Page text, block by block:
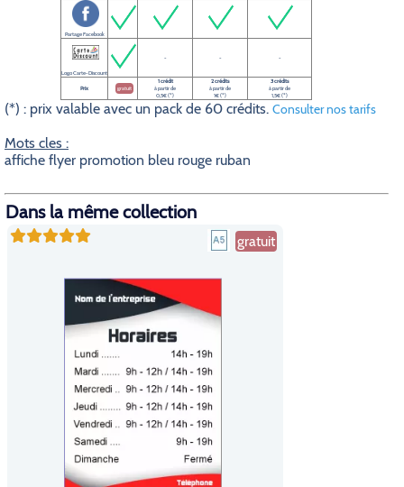
Partage Facebook
Logo Carte-Discount
- - -
Prix gratuit
1 crédit
à partir de
0,5€ (*)
2 crédits
à partir de
1€ (*)
3 crédits
à partir de
1,5€ (*)
(*) : prix valable avec un pack de 60 crédits. Consulter nos tarifs
Mots cles :
affiche flyer promotion bleu rouge ruban
Dans la même collection
gratuit